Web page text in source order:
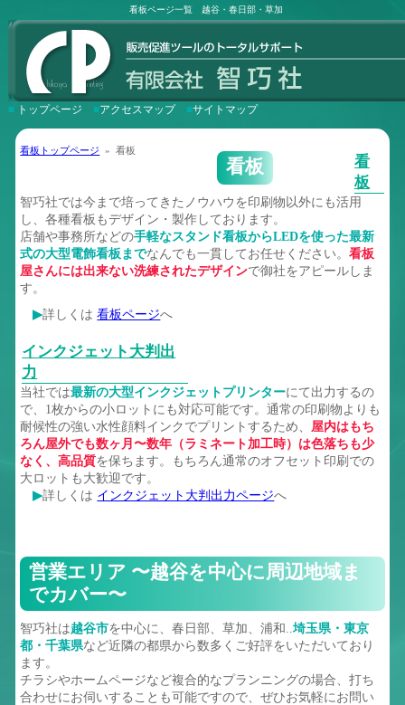
看板ページ一覧 越谷・春日部・草加
■ トップページ ■アクセスマップ ■サイトマップ
看板トップページ » 看板
看板
看
板
智巧社では今まで培ってきたノウハウを印刷物以外にも活用
し、各種看板もデザイン・製作しております。
店舗や事務所などの手軽なスタンド看板からLEDを使った最新
式の大型電飾看板までなんでも一貫してお任せください。看板
屋さんには出来ない洗練されたデザインで御社をアピールしま
す。
▶詳しくは看板ページへ
インクジェット大判出
力
当社では最新の大型インクジェットプリンターにて出力するの
で、1枚からの小ロットにも対応可能です。通常の印刷物よりも
耐候性の強い水性顔料インクでプリントするため、 屋内はもち
ろん屋外でも数ヶ月〜数年（ラミネート加工時）は色落ちも少
なく、高品質を保ちます。もちろん通常のオフセット印刷での
大ロットも大歓迎です。
▶詳しくは インクジェット大判出力ページへ
営業エリア 〜越谷を中心に周辺地域ま
でカバー〜
智巧社は越谷市を中心に、春日部、草加、浦和..埼玉県・東京
都・千葉県など近隣の都県から数多くご好評をいただいており
ます。
チラシやホームページなど複合的なプランニングの場合、打ち
合わせにお伺いすることも可能ですので、ぜひお気軽にお問い